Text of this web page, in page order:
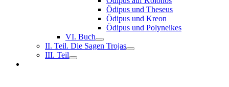
Ödipus und Theseus
Ödipus und Kreon
Ödipus und Polyneikes
VI. Buch
II. Teil. Die Sagen Trojas
III. Teil